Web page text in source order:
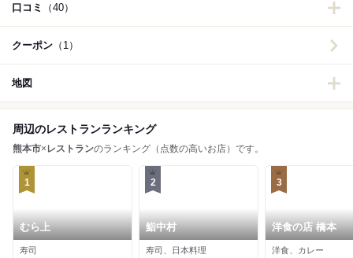
口コミ （40）
クーポン （1）
地図
周辺のレストランランキング
熊本市× レストランのランキング（点数の高いお店）です。
1
むら上
寿司
2
鮨中村
寿司、日本料理
3
洋食の店 橋本
洋食、カレー